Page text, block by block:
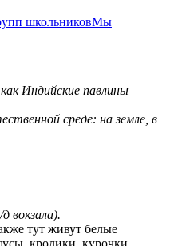
школьниковМы
Индийские павлины
среде: на земле, в
вокзала).
тут живут белые
кролики, курочки,